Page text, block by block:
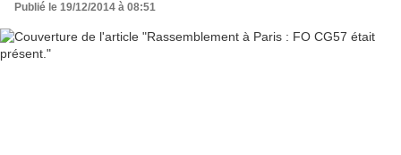
Publié le 19/12/2014 à 08:51